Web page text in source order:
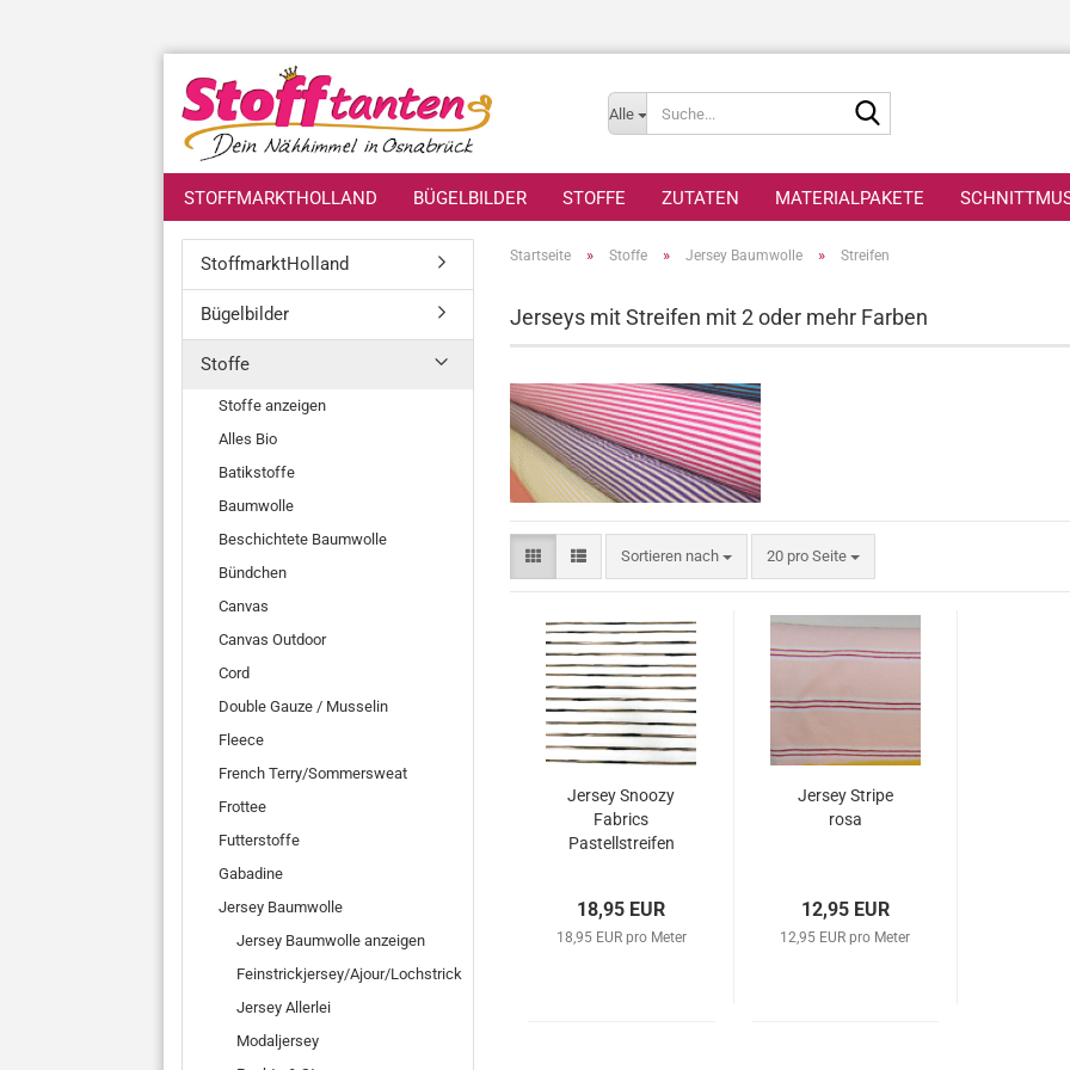
Alle
STOFFMARKTHOLLAND BÜGELBILDER STOFFE ZUTATEN MATERIALPAKETE
Startseite » Stoffe » Jersey Baumwolle » Streifen
Jerseys mit Streifen mit 2 oder mehr Farben
Sortieren nach
Sortieren nach 20 pro Seite
pro Seite
Jersey Snoozy
Fabrics
Pastellstreifen
18,95 EUR
18,95 EUR pro Meter
Jersey Stripe
rosa
12,95 EUR
12,95 EUR pro Meter
StoffmarktHolland
Bügelbilder
Stoffe
Stoffe anzeigen
Alles Bio
Batikstoffe
Baumwolle
Beschichtete Baumwolle
Bündchen
Canvas
Canvas Outdoor
Cord
Double Gauze / Musselin
Fleece
French Terry/Sommersweat
Frottee
Futterstoffe
Gabadine
Jersey Baumwolle
Jersey Baumwolle anzeigen
Feinstrickjersey/Ajour/Lochstrick
Jersey Allerlei
Modaljersey